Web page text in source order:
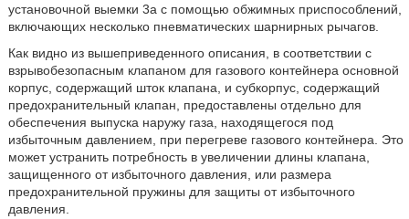
установочной выемки 3а с помощью обжимных приспособлений,
включающих несколько пневматических шарнирных рычагов.
Как видно из вышеприведенного описания, в соответствии с
взрывобезопасным клапаном для газового контейнера основной
корпус, содержащий шток клапана, и субкорпус, содержащий
предохранительный клапан, предоставлены отдельно для
обеспечения выпуска наружу газа, находящегося под
избыточным давлением, при перегреве газового контейнера. Это
может устранить потребность в увеличении длины клапана,
защищенного от избыточного давления, или размера
предохранительной пружины для защиты от избыточного
давления.